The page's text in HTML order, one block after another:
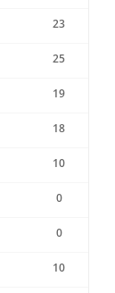
23
25
19
18
10
0
0
10